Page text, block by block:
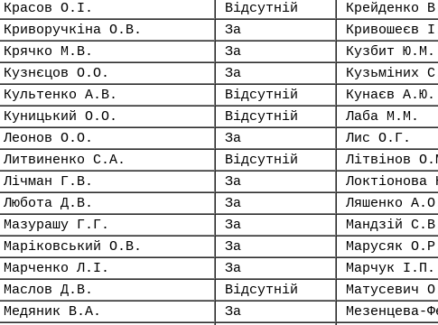
Красов О.І.
Відсутній Крейденко
Криворучкіна О.В.
За Кривошеєв
Крячко М.В.
За Кузбит Ю.М.
Кузнєцов О.О.
За Кузьміних
Культенко А.В.
Відсутній Кунаєв А.Ю.
Куницький О.О.
Відсутній Лаба М.М.
Леонов О.О.
За Лис О.Г.
Литвиненко С.А.
Відсутній Літвінов
Лічман Г.В.
За Локтіонова
Любота Д.В.
За Ляшенко
Мазурашу Г.Г.
За Мандзій
Маріковський О.В.
За Марусяк
Марченко Л.І.
За Марчук І.П.
Маслов Д.В.
Відсутній Матусевич
Медяник В.А.
За Мезенцева-